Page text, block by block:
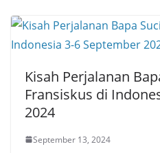
Kisah Perjalanan
Fransiskus di
2024
September 13, 2024